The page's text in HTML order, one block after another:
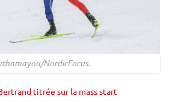
NordicFocus.
titrée sur la mass start